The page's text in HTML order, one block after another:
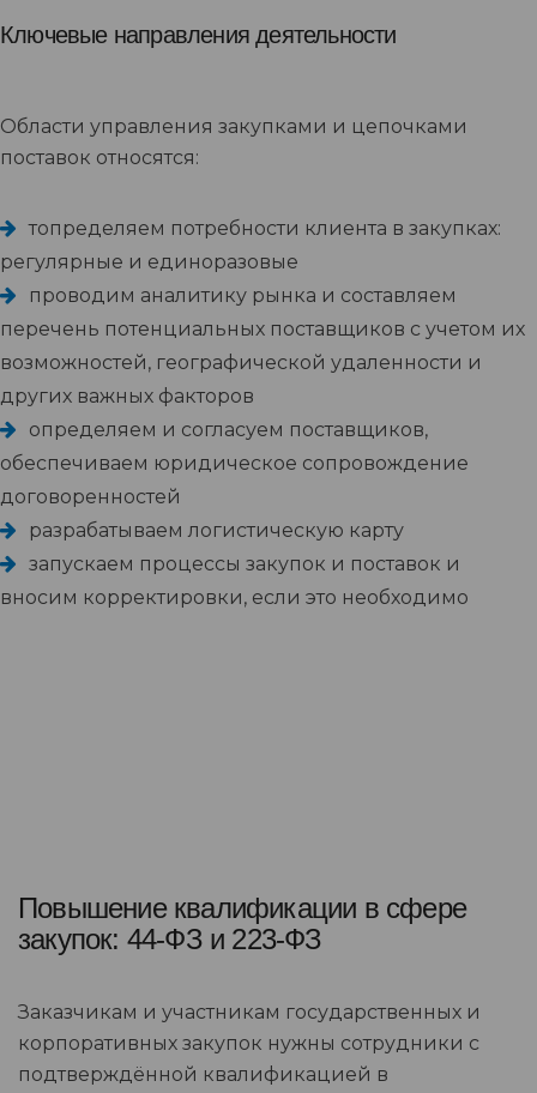
Ключевые направления деятельности
Области управления закупками и цепочками
поставок относятся:
топределяем потребности клиента в закупках:
регулярные и единоразовые
проводим аналитику рынка и составляем
перечень потенциальных поставщиков с учетом их
возможностей, географической удаленности и
других важных факторов
определяем и согласуем поставщиков,
обеспечиваем юридическое сопровождение
договоренностей
разрабатываем логистическую карту
запускаем процессы закупок и поставок и
вносим корректировки, если это необходимо
Повышение квалификации в сфере
закупок: 44-ФЗ и 223-ФЗ
Заказчикам и участникам государственных и
корпоративных закупок нужны сотрудники с
подтверждённой квалификацией в